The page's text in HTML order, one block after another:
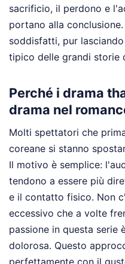
sacrificio, il perdono e
portano alla
soddisfatti, pur
tipico delle grandi storie
Perché i drama
drama nel
Molti spettatori che
coreane si stanno
Il motivo è semplice:
tendono a essere più
e il contatto fisico. Non
eccessivo che a volte
passione in questa serie
dolorosa. Questo